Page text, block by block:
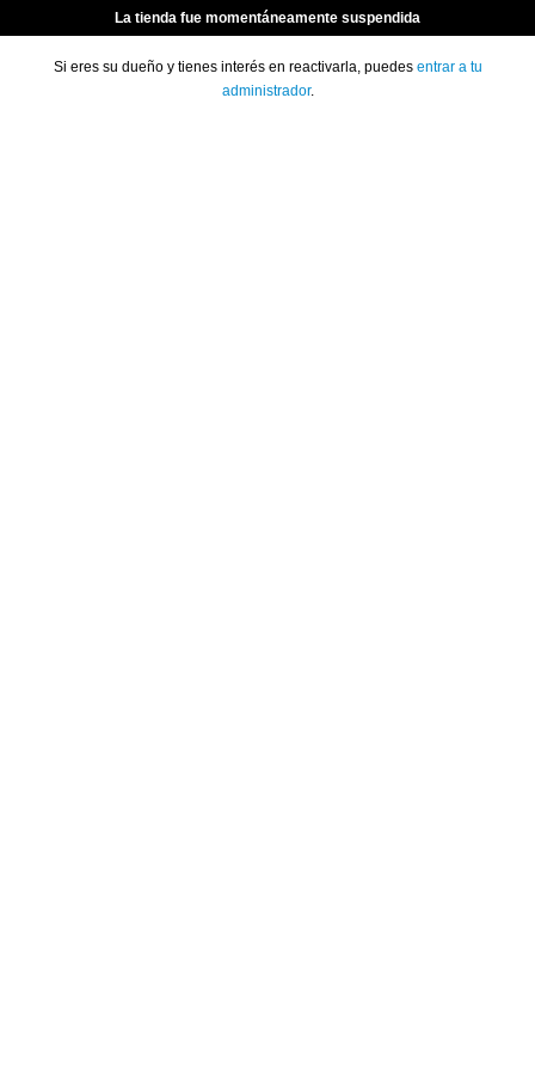
La tienda fue momentáneamente suspendida
Si eres su dueño y tienes interés en reactivarla, puedes entrar a tu
administrador.